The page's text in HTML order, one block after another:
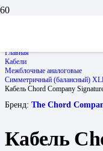
Главная
Кабели
Межблочные аналоговые
Симметричный (балансный)
Кабель Chord Company
Бренд: The Chord
Кабель